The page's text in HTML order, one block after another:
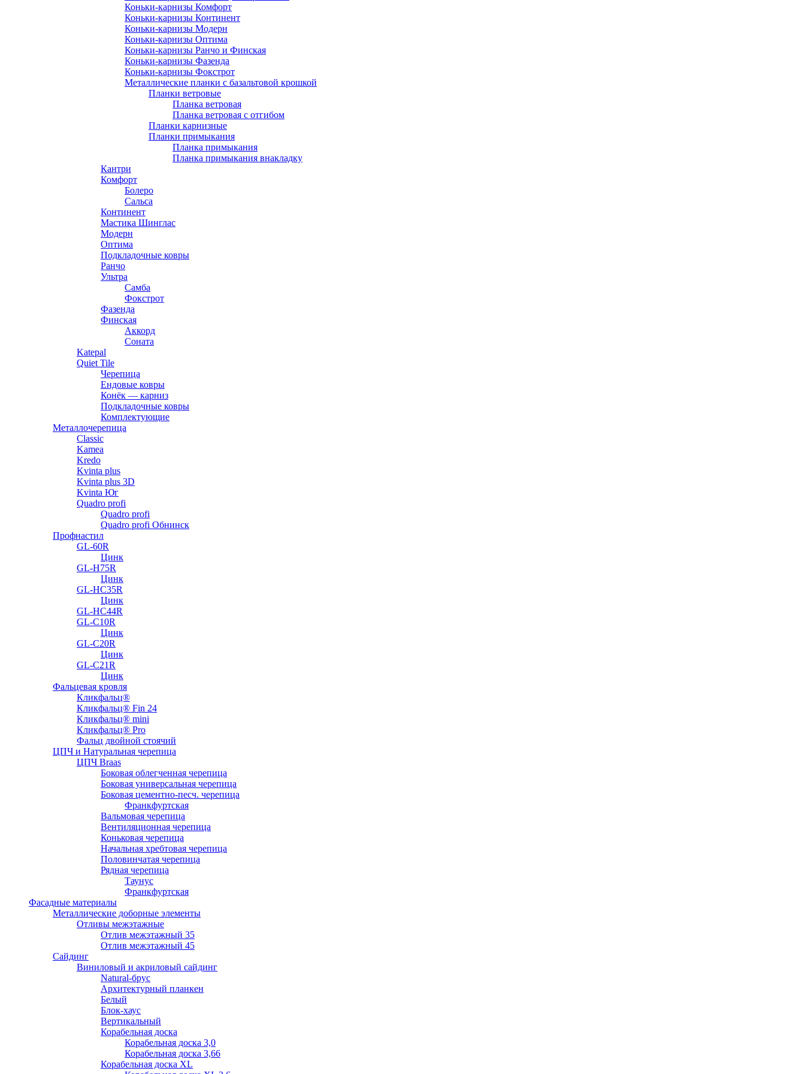
Коньки-карнизы Комфорт
Коньки-карнизы Континент
Коньки-карнизы Модерн
Коньки-карнизы Оптима
Коньки-карнизы Ранчо и Финская
Коньки-карнизы Фазенда
Коньки-карнизы Фокстрот
Металлические планки с базальтовой крошкой
Планки ветровые
Планка ветровая
Планка ветровая с отгибом
Планки карнизные
Планки примыкания
Планка примыкания
Планка примыкания внакладку
Кантри
Комфорт
Болеро
Сальса
Континент
Мастика Шинглас
Модерн
Оптима
Подкладочные ковры
Ранчо
Ультра
Самба
Фокстрот
Фазенда
Финская
Аккорд
Соната
Katepal
Quiet Tile
Черепица
Ендовые ковры
Конёк — карниз
Подкладочные ковры
Комплектующие
Металлочерепица
Classic
Kamea
Kredo
Kvinta plus
Kvinta plus 3D
Kvinta Юг
Quadro profi
Quadro profi
Quadro profi Обнинск
Профнастил
GL-60R
Цинк
GL-H75R
Цинк
GL-HC35R
Цинк
GL-HC44R
GL-С10R
Цинк
GL-С20R
Цинк
GL-С21R
Цинк
Фальцевая кровля
Кликфальц®
Кликфальц® Fin 24
Кликфальц® mini
Кликфальц® Pro
Фальц двойной стоячий
ЦПЧ и Натуральная черепица
ЦПЧ Braas
Боковая облегченная черепица
Боковая универсальная черепица
Боковая цементно-песч. черепица
Франкфуртская
Вальмовая черепица
Вентиляционная черепица
Коньковая черепица
Начальная хребтовая черепица
Половинчатая черепица
Рядная черепица
Таунус
Франкфуртская
Фасадные материалы
Металлические доборные элементы
Отливы межэтажные
Отлив межэтажный 35
Отлив межэтажный 45
Сайдинг
Виниловый и акриловый сайдинг
Natural-брус
Архитектурный планкен
Белый
Блок-хаус
Вертикальный
Корабельная доска
Корабельная доска 3,0
Корабельная доска 3,66
Корабельная доска XL